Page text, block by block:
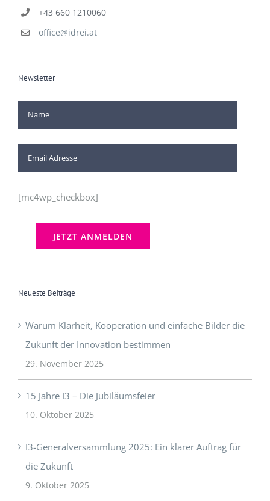
+43 660 1210060
office@idrei.at
Newsletter
[mc4wp_checkbox]
Neueste Beiträge
Warum Klarheit, Kooperation und einfache Bilder die
Zukunft der Innovation bestimmen
29. November 2025
15 Jahre I3 – Die Jubiläumsfeier
10. Oktober 2025
I3-Generalversammlung 2025: Ein klarer Auftrag für
die Zukunft
9. Oktober 2025